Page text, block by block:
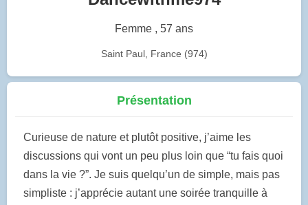
Femme , 57 ans
Saint Paul, France (974)
Présentation
Curieuse de nature et plutôt positive, j’aime les
discussions qui vont un peu plus loin que “tu fais quoi
dans la vie ?”. Je suis quelqu’un de simple, mais pas
simpliste : j’apprécie autant une soirée tranquille à